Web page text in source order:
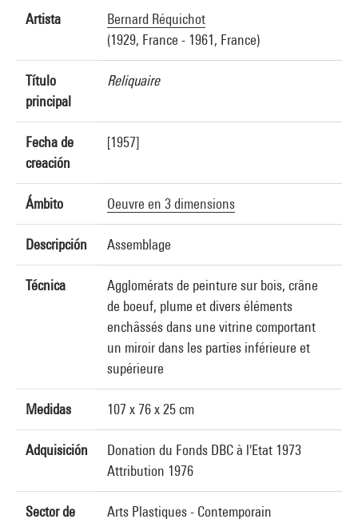
Artista
Bernard Réquichot
(1929, France - 1961, France)
Título
principal
Reliquaire
Fecha de
creación
[1957]
Ámbito Oeuvre en 3 dimensions
Descripción Assemblage
Técnica
Agglomérats de peinture sur bois, crâne
de boeuf, plume et divers éléments
enchâssés dans une vitrine comportant
un miroir dans les parties inférieure et
supérieure
Medidas 107 x 76 x 25 cm
Adquisición
Donation du Fonds DBC à l'Etat 1973
Attribution 1976
Sector de
Arts Plastiques - Contemporain